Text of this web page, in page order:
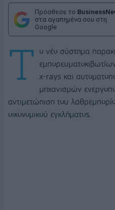
Πρόσθεσε το
στα αγαπημένα σου στη
Google
Τ
ο νέο σύστημα
x-rays και
μηχανισμών
αντιμετώπιση του
οικονομικού εγκλήματος.